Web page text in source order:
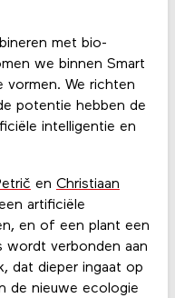
met bio-
we binnen Smart
vormen. We richten
potentie hebben de
intelligentie en
en Christiaan
artificiële
en of een plant een
wordt verbonden aan
dat dieper ingaat op
de nieuwe ecologie